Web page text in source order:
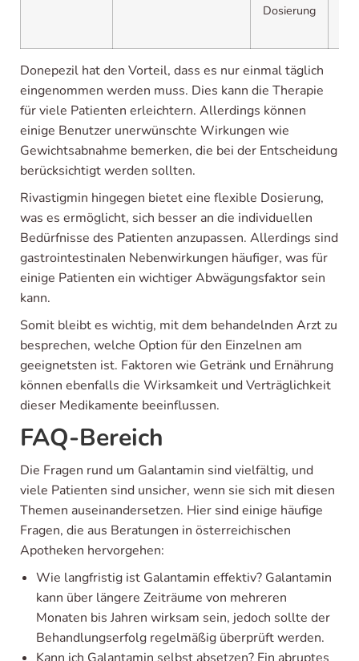
Dosierung
Donepezil hat den Vorteil, dass es nur einmal täglich
eingenommen werden muss. Dies kann die Therapie
für viele Patienten erleichtern. Allerdings können
einige Benutzer unerwünschte Wirkungen wie
Gewichtsabnahme bemerken, die bei der Entscheidung
berücksichtigt werden sollten.
Rivastigmin hingegen bietet eine flexible Dosierung,
was es ermöglicht, sich besser an die individuellen
Bedürfnisse des Patienten anzupassen. Allerdings sind
gastrointestinalen Nebenwirkungen häufiger, was für
einige Patienten ein wichtiger Abwägungsfaktor sein
kann.
Somit bleibt es wichtig, mit dem behandelnden Arzt zu
besprechen, welche Option für den Einzelnen am
geeignetsten ist. Faktoren wie Getränk und Ernährung
können ebenfalls die Wirksamkeit und Verträglichkeit
dieser Medikamente beeinflussen.
FAQ-Bereich
Die Fragen rund um Galantamin sind vielfältig, und
viele Patienten sind unsicher, wenn sie sich mit diesen
Themen auseinandersetzen. Hier sind einige häufige
Fragen, die aus Beratungen in österreichischen
Apotheken hervorgehen:
Wie langfristig ist Galantamin effektiv? Galantamin
kann über längere Zeiträume von mehreren
Monaten bis Jahren wirksam sein, jedoch sollte der
Behandlungserfolg regelmäßig überprüft werden.